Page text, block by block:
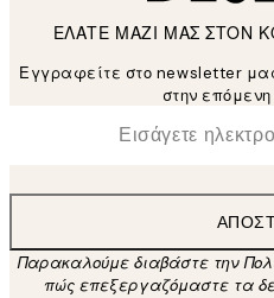
ΕΛΑΤΕ ΜΑΖΙ ΜΑΣ ΣΤΟΝ
Εγγραφείτε στο newsletter
στην
Ηλεκτρονική Διεύθυνση
Παρακαλούμε διαβάστε την
πώς επεξεργαζόμαστε τα